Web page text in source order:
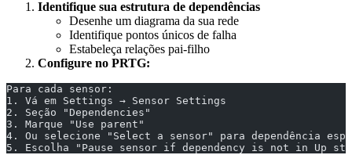
Identifique sua estrutura de dependências
Desenhe um diagrama da sua rede
Identifique pontos únicos de falha
Estabeleça relações pai-filho
Configure no PRTG:
Para cada sensor:
1. Vá em Settings → Sensor Settings
2. Seção "Dependencies"
3. Marque "Use parent"
4. Ou selecione "Select a sensor" para dependência
5. Escolha "Pause sensor if dependency is not in Up